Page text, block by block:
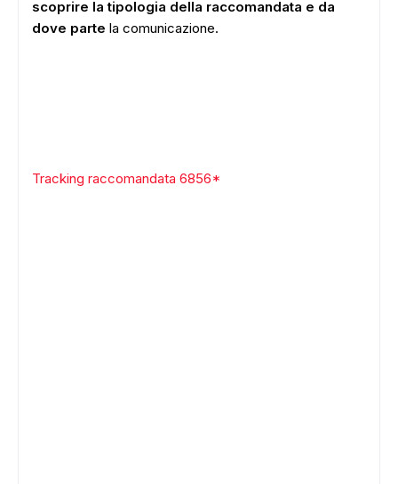
scoprire la tipologia della raccomandata e da
dove parte la comunicazione.
Tracking raccomandata 6856*